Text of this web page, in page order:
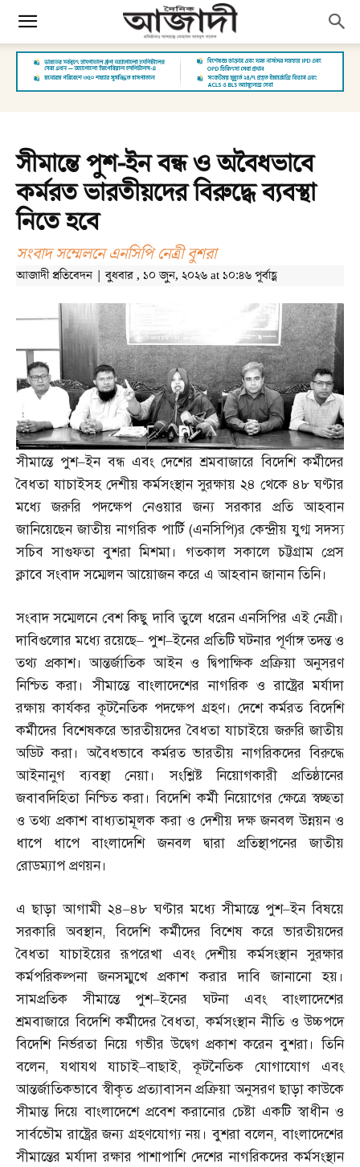
সীমান্তে পুশ-ইন বন্ধ ও অবৈধভাবে
কর্মরত ভারতীয়দের বিরুদ্ধে ব্যবস্থা
নিতে হবে
সংবাদ সম্মেলনে এনসিপি নেত্রী বুশরা
আজাদী প্রতিবেদন | বুধবার , ১০ জুন, ২০২৬ at ১০:৪৬ পূর্বাহ্ণ
সীমান্তে পুশ–ইন বন্ধ এবং দেশের শ্রমবাজারে বিদেশি কর্মীদের
বৈধতা যাচাইসহ দেশীয় কর্মসংস্থান সুরক্ষায় ২৪ থেকে ৪৮ ঘণ্টার
মধ্যে জরুরি পদক্ষেপ নেওয়ার জন্য সরকার প্রতি আহবান
জানিয়েছেন জাতীয় নাগরিক পার্টি (এনসিপি)র কেন্দ্রীয় যুগ্ম সদস্য
সচিব সাগুফতা বুশরা মিশমা। গতকাল সকালে চট্টগ্রাম প্রেস
ক্লাবে সংবাদ সম্মেলন আয়োজন করে এ আহবান জানান তিনি।
সংবাদ সম্মেলনে বেশ কিছু দাবি তুলে ধরেন এনসিপির এই নেত্রী।
দাবিগুলোর মধ্যে রয়েছে– পুশ–ইনের প্রতিটি ঘটনার পূর্ণাঙ্গ তদন্ত ও
তথ্য প্রকাশ। আন্তর্জাতিক আইন ও দ্বিপাক্ষিক প্রক্রিয়া অনুসরণ
নিশ্চিত করা। সীমান্তে বাংলাদেশের নাগরিক ও রাষ্ট্রের মর্যাদা
রক্ষায় কার্যকর কূটনৈতিক পদক্ষেপ গ্রহণ। দেশে কর্মরত বিদেশি
কর্মীদের বিশেষকরে ভারতীয়দের বৈধতা যাচাইয়ে জরুরি জাতীয়
অডিট করা। অবৈধভাবে কর্মরত ভারতীয় নাগরিকদের বিরুদ্ধে
আইনানুগ ব্যবস্থা নেয়া। সংশ্লিষ্ট নিয়োগকারী প্রতিষ্ঠানের
জবাবদিহিতা নিশ্চিত করা। বিদেশি কর্মী নিয়োগের ক্ষেত্রে স্বচ্ছতা
ও তথ্য প্রকাশ বাধ্যতামূলক করা ও দেশীয় দক্ষ জনবল উন্নয়ন ও
ধাপে ধাপে বাংলাদেশি জনবল দ্বারা প্রতিস্থাপনের জাতীয়
রোডম্যাপ প্রণয়ন।
এ ছাড়া আগামী ২৪–৪৮ ঘণ্টার মধ্যে সীমান্তে পুশ–ইন বিষয়ে
সরকারি অবস্থান,বিদেশি কর্মীদের বিশেষ করে ভারতীয়দের
বৈধতা যাচাইয়ের রূপরেখা এবং দেশীয় কর্মসংস্থান সুরক্ষার
কর্মপরিকল্পনা জনসম্মুখে প্রকাশ করার দাবি জানানো হয়।
সামপ্রতিক সীমান্তে পুশ–ইনের ঘটনা এবং বাংলাদেশের
শ্রমবাজারে বিদেশি কর্মীদের বৈধতা,কর্মসংস্থান নীতি ও উচ্চপদে
বিদেশি নির্ভরতা নিয়ে গভীর উদ্বেগ প্রকাশ করেন বুশরা। তিনি
বলেন,যথাযথ যাচাই–বাছাই,কূটনৈতিক যোগাযোগ এবং
আন্তর্জাতিকভাবে স্বীকৃত প্রত্যাবাসন প্রক্রিয়া অনুসরণ ছাড়া কাউকে
সীমান্ত দিয়ে বাংলাদেশে প্রবেশ করানোর চেষ্টা একটি স্বাধীন ও
সার্বভৌম রাষ্ট্রের জন্য গ্রহণযোগ্য নয়। বুশরা বলেন,বাংলাদেশের
সীমান্তের মর্যাদা রক্ষার পাশাপাশি দেশের নাগরিকদের কর্মসংস্থান